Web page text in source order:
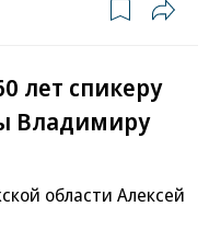
лет спикеру
Владимиру
области Алексей